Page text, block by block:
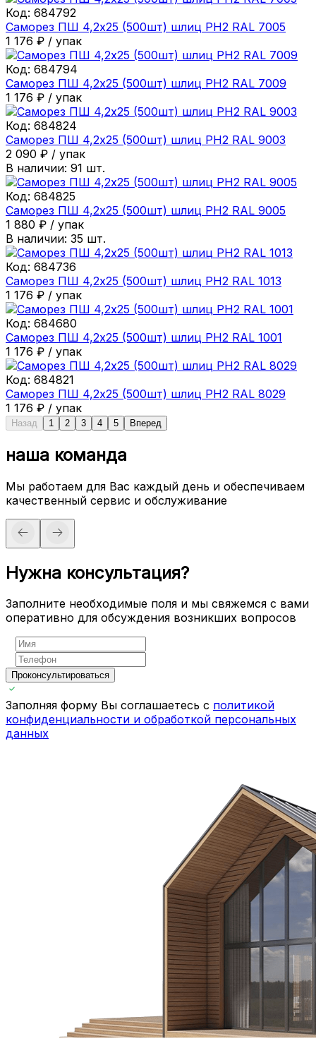
Код: 684792
Саморез ПШ 4,2х25 (500шт) шлиц PH2 RAL 7005
1 176 ₽ / упак
Код: 684794
Саморез ПШ 4,2х25 (500шт) шлиц PH2 RAL 7009
1 176 ₽ / упак
Код: 684824
Саморез ПШ 4,2х25 (500шт) шлиц PH2 RAL 9003
2 090 ₽ / упак
В наличии: 91 шт.
Код: 684825
Саморез ПШ 4,2х25 (500шт) шлиц PH2 RAL 9005
1 880 ₽ / упак
В наличии: 35 шт.
Код: 684736
Саморез ПШ 4,2х25 (500шт) шлиц PH2 RAL 1013
1 176 ₽ / упак
Код: 684680
Саморез ПШ 4,2х25 (500шт) шлиц PH2 RAL 1001
1 176 ₽ / упак
Код: 684821
Саморез ПШ 4,2х25 (500шт) шлиц PH2 RAL 8029
1 176 ₽ / упак
Назад 1 2 3 4 5 Вперед
наша команда
Мы работаем для Вас каждый день и обеспечиваем
качественный сервис и обслуживание
Нужна консультация?
Заполните необходимые поля и мы свяжемся с вами
оперативно для обсуждения возникших вопросов
Проконсультироваться
Заполняя форму Вы соглашаетесь с политикой
конфиденциальности и обработкой персональных
данных